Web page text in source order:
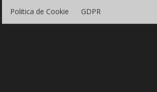
Politica de Cookie GDPR